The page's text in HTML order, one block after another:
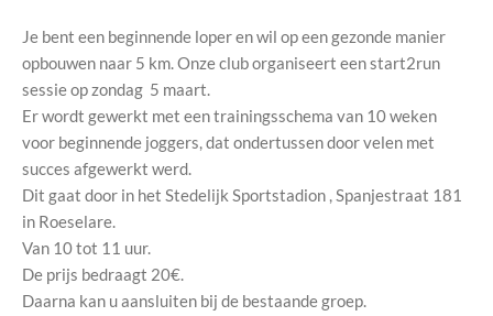
Je bent een beginnende loper en wil op een gezonde manier
opbouwen naar 5 km. Onze club organiseert een start2run
sessie op zondag 5 maart.
Er wordt gewerkt met een trainingsschema van 10 weken
voor beginnende joggers, dat ondertussen door velen met
succes afgewerkt werd.
Dit gaat door in het Stedelijk Sportstadion , Spanjestraat 181
in Roeselare.
Van 10 tot 11 uur.
De prijs bedraagt 20€.
Daarna kan u aansluiten bij de bestaande groep.